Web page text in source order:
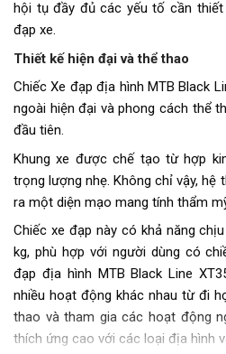
hội tụ đầy đủ các yếu tố cần
đạp xe.
Thiết kế hiện đại và thể thao
Chiếc Xe đạp địa hình MTB Black
ngoài hiện đại và phong cách thể
đầu tiên.
Khung xe được chế tạo từ hợp
trọng lượng nhẹ. Không chỉ vậy, hệ
ra một diện mạo mang tính thẩm
Chiếc xe đạp này có khả năng
kg, phù hợp với người dùng có
đạp địa hình MTB Black Line
nhiều hoạt động khác nhau từ đi
thao và tham gia các hoạt động
thích ứng cao với các loại địa hình